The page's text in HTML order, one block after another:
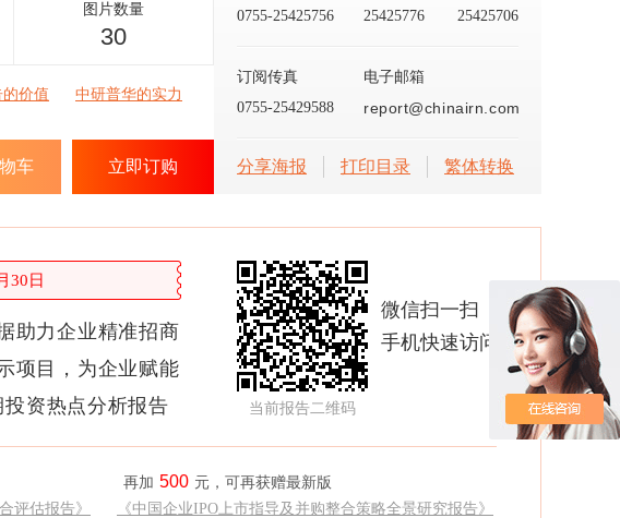
图片数量
30
价值 中研普华的实力
车 立即订购
0755-25425756
25425776 25425706
订阅传真
0755-25429588
电子邮箱
report@chinairn.com
分享海报 打印目录 繁体转换
30日
助力企业精准招商
项目，为企业赋能
资热点分析报告
评估报告》
再加 500 元，可再获赠最新版
《中国企业IPO上市指导及并购整合策略全景研究报告》
当前报告二维码
微信扫一扫
手机快速访问